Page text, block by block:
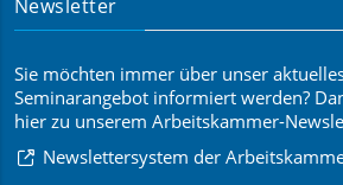
Newsletter
Sie möchten immer über unser
Seminarangebot informiert werden?
hier zu unserem Arbeitskammer-
Newslettersystem der